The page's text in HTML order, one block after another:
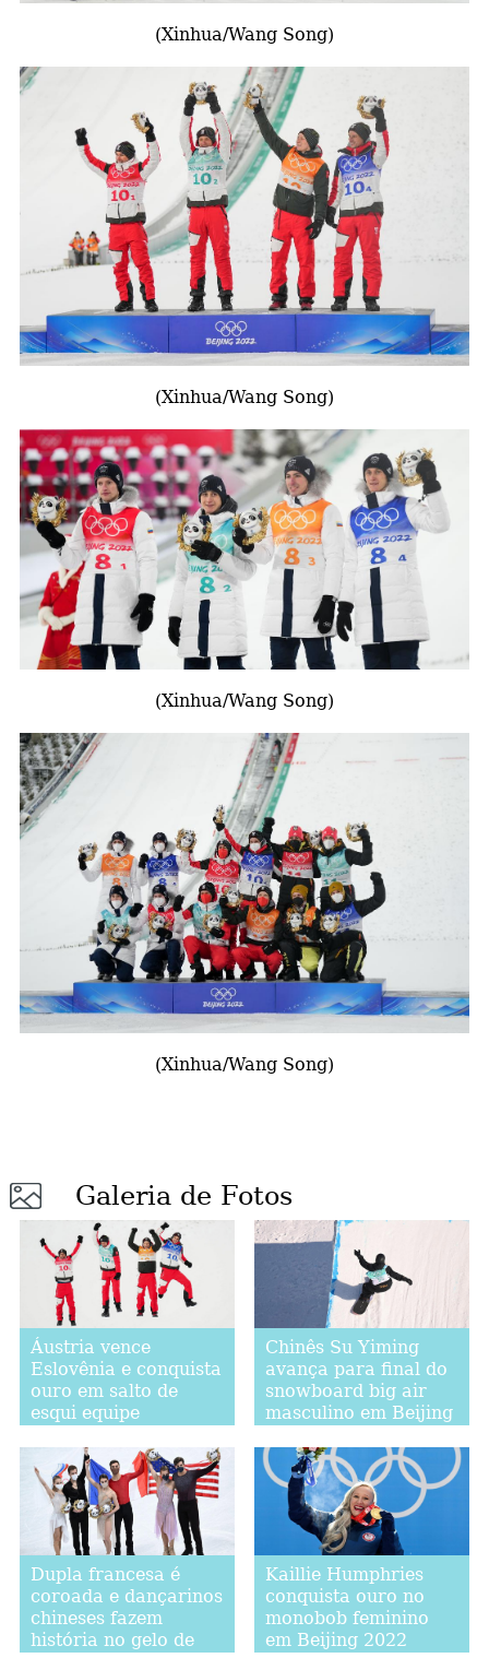
(Xinhua/Wang Song)
(Xinhua/Wang Song)
(Xinhua/Wang Song)
(Xinhua/Wang Song)
Galeria de Fotos
Áustria vence
Eslovênia e conquista
ouro em salto de
esqui equipe
Chinês Su Yiming
avança para final do
snowboard big air
masculino em Beijing
Dupla francesa é
coroada e dançarinos
chineses fazem
história no gelo de
Kaillie Humphries
conquista ouro no
monobob feminino
em Beijing 2022